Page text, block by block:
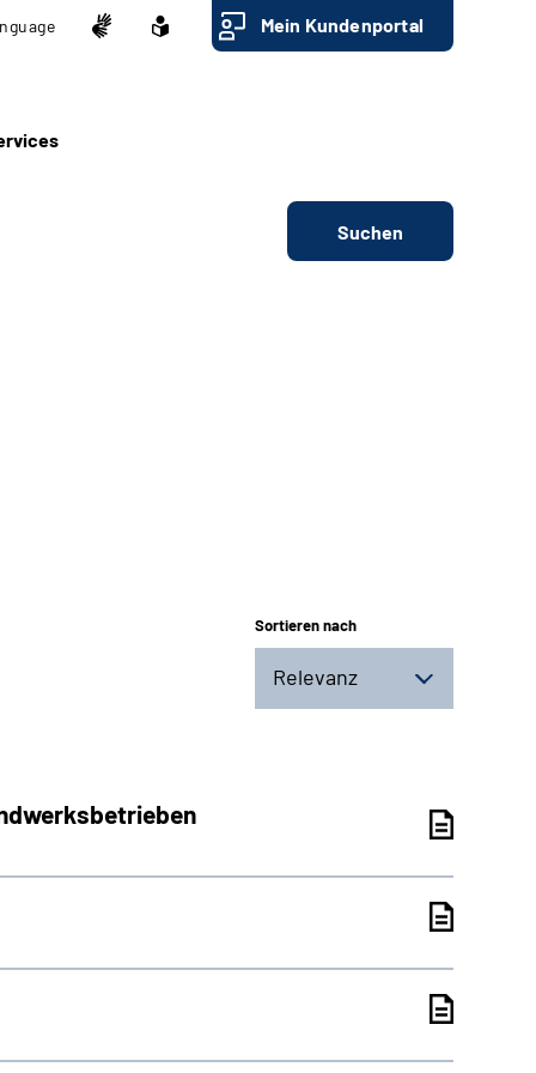
Mein Kundenportal
Suchen
Sortieren nach
Relevanz